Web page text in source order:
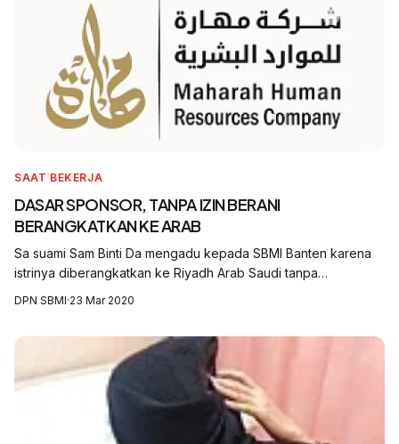
SAAT BEKERJA
DASAR SPONSOR, TANPA IZIN BERANI
BERANGKATKAN KE ARAB
Sa suami Sam Binti Da mengadu kepada SBMI Banten karena
istrinya diberangkatkan ke Riyadh Arab Saudi tanpa
sepengetahuannya."Jadi sejak pertama di rekrut sampai tiba di
DPN SBMI·23 Mar 2020